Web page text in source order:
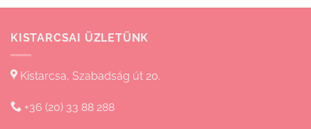
KISTARCSAI ÜZLETÜNK
Kistarcsa, Szabadság út 20.
+36 (20) 33 88 288